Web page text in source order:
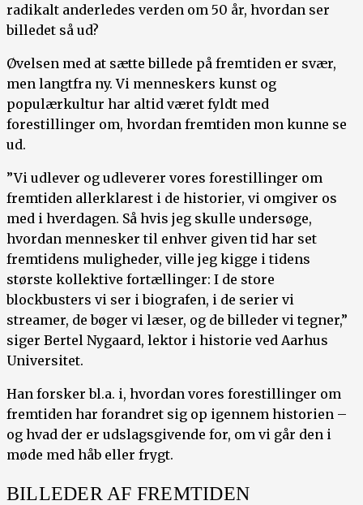
radikalt anderledes verden om 50 år, hvordan ser
billedet så ud?
Øvelsen med at sætte billede på fremtiden er svær,
men langtfra ny. Vi menneskers kunst og
populærkultur har altid været fyldt med
forestillinger om, hvordan fremtiden mon kunne se
ud.
”Vi udlever og udleverer vores forestillinger om
fremtiden allerklarest i de historier, vi omgiver os
med i hverdagen. Så hvis jeg skulle undersøge,
hvordan mennesker til enhver given tid har set
fremtidens muligheder, ville jeg kigge i tidens
største kollektive fortællinger: I de store
blockbusters vi ser i biografen, i de serier vi
streamer, de bøger vi læser, og de billeder vi tegner,”
siger Bertel Nygaard, lektor i historie ved Aarhus
Universitet.
Han forsker bl.a. i, hvordan vores forestillinger om
fremtiden har forandret sig op igennem historien –
og hvad der er udslagsgivende for, om vi går den i
møde med håb eller frygt.
BILLEDER AF FREMTIDEN